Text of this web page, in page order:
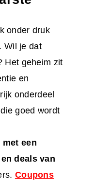
onder druk
Wil je dat
Het geheim zit
en
onderdeel
die goed wordt
een
deals van
Coupons